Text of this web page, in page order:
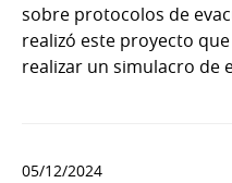
sobre protocolos de
realizó este proyecto
realizar un simulacro de
05/12/2024